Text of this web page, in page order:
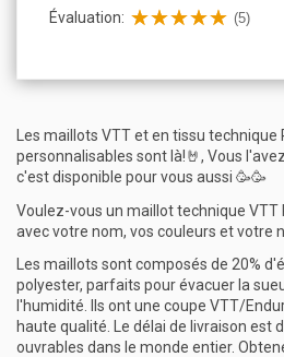
Évaluation: (5)
Les maillots VTT et en tissu technique
personnalisables sont là!🤘, Vous
c'est disponible pour vous aussi 🥳🥳
Voulez-vous un maillot technique VTT
avec votre nom, vos couleurs et votre
Les maillots sont composés de 20%
polyester, parfaits pour évacuer la
l'humidité. Ils ont une coupe VTT/
haute qualité. Le délai de livraison est
ouvrables dans le monde entier.